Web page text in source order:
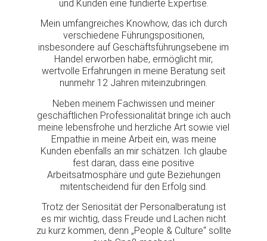
und Kunden eine fundierte Expertise.
Mein umfangreiches Knowhow, das ich durch
verschiedene Führungspositionen,
insbesondere auf Geschäftsführungsebene im
Handel erworben habe, ermöglicht mir,
wertvolle Erfahrungen in meine Beratung seit
nunmehr 12 Jahren miteinzubringen.
Neben meinem Fachwissen und meiner
geschäftlichen Professionalität bringe ich auch
meine lebensfrohe und herzliche Art sowie viel
Empathie in meine Arbeit ein, was meine
Kunden ebenfalls an mir schätzen. Ich glaube
fest daran, dass eine positive
Arbeitsatmosphäre und gute Beziehungen
mitentscheidend für den Erfolg sind.
Trotz der Seriosität der Personalberatung ist
es mir wichtig, dass Freude und Lachen nicht
zu kurz kommen, denn „People & Culture“ sollte